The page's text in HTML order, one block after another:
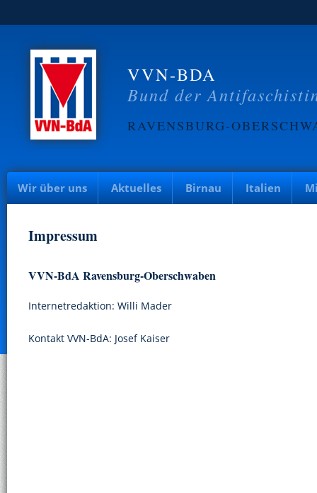
VVN-BDA
Bund der
RAVENSBURG-
Wir über uns Aktuelles Birnau Italien
Impressum
VVN-BdA Ravensburg-Oberschwaben
Internetredaktion: Willi Mader
Kontakt VVN-BdA: Josef Kaiser